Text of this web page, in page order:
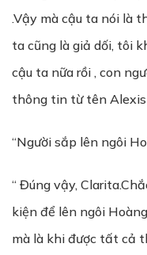
.Vậy mà cậu ta nói là
ta cũng là giả dối, tôi
cậu ta nữa rồi , con
thông tin từ tên Alexis
“Người sắp lên ngôi
“ Đúng vậy,
kiện để lên ngôi
mà là khi được tất cả